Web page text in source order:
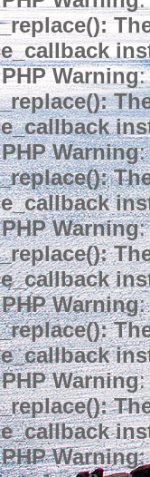
Warning:
Warning:
Warning:
Warning:
Warning:
Warning: